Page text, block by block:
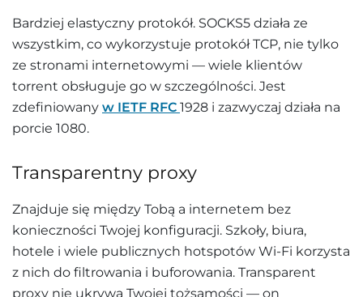
Bardziej elastyczny protokół. SOCKS5 działa ze
wszystkim, co wykorzystuje protokół TCP, nie tylko
ze stronami internetowymi — wiele klientów
torrent obsługuje go w szczególności. Jest
zdefiniowany w IETF RFC 1928 i zazwyczaj działa na
porcie 1080.
Transparentny proxy
Znajduje się między Tobą a internetem bez
konieczności Twojej konfiguracji. Szkoły, biura,
hotele i wiele publicznych hotspotów Wi-Fi korzysta
z nich do filtrowania i buforowania. Transparent
proxy nie ukrywa Twojej tożsamości — on